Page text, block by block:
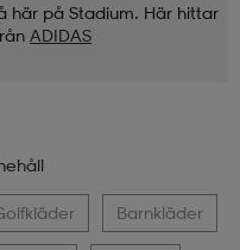
här på Stadium. Här hittar
ADIDAS
Barnkläder